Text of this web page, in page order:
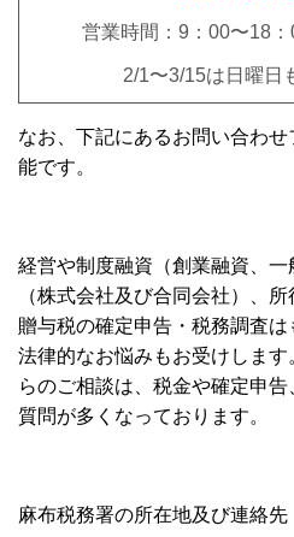
営業時間：9：00〜18
2/1〜3/15は日曜日
なお、下記にあるお問い合わ
能です。
経営や制度融資（創業融資、
（株式会社及び合同会社）、
贈与税の確定申告・税務調査
法律的なお悩みもお受けしま
らのご相談は、税金や確定申
質問が多くなっております。
麻布税務署の所在地及び連絡先